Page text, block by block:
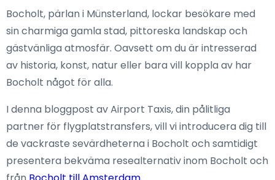
Bocholt, pärlan i Münsterland, lockar besökare med
sin charmiga gamla stad, pittoreska landskap och
gästvänliga atmosfär. Oavsett om du är intresserad
av historia, konst, natur eller bara vill koppla av har
Bocholt något för alla.
I denna bloggpost av Airport Taxis, din pålitliga
partner för flygplatstransfers, vill vi introducera dig till
de vackraste sevärdheterna i Bocholt och samtidigt
presentera bekväma resealternativ inom Bocholt och